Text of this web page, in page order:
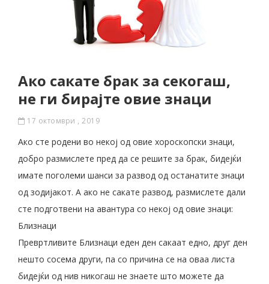
Ако сакате брак за секогаш,
не ги бирајте овие знаци
17 октомври , 2019
Ако сте родени во некој од овие хороскопски знаци,
добро размислете пред да се решите за брак, бидејќи
имате поголеми шанси за развод од останатите знаци
од зодијакот. А ако не сакате развод, размислете дали
сте подготвени на авантура со некој од овие знаци:
Близнаци
Превртливите Близнаци еден ден сакаат едно, друг ден
нешто сосема други, па со причина се на оваа листа
бидејќи од нив никогаш не знаете што можете да